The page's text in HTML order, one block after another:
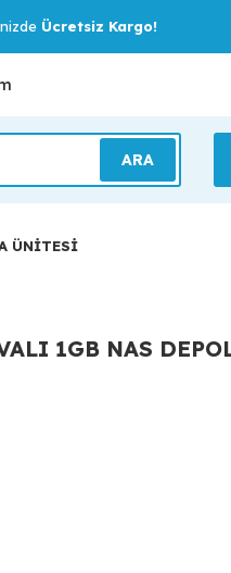
Ücretsiz Kargo!
ARA
ÜNİTESİ
1GB NAS